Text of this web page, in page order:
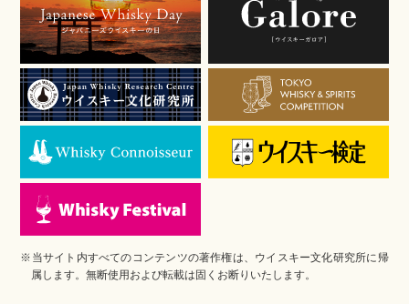
※当サイト内すべてのコンテンツの著作権は、ウイスキー文化研究所に帰
属します。無断使用および転載は固くお断りいたします。